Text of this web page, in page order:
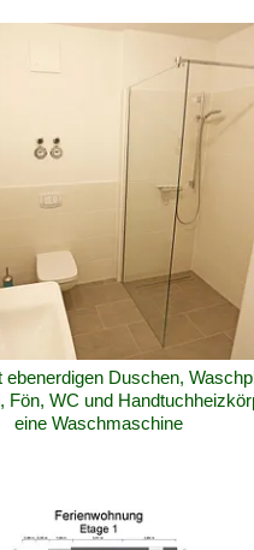
ebenerdigen Duschen,
Fön, WC und
eine Waschmaschine